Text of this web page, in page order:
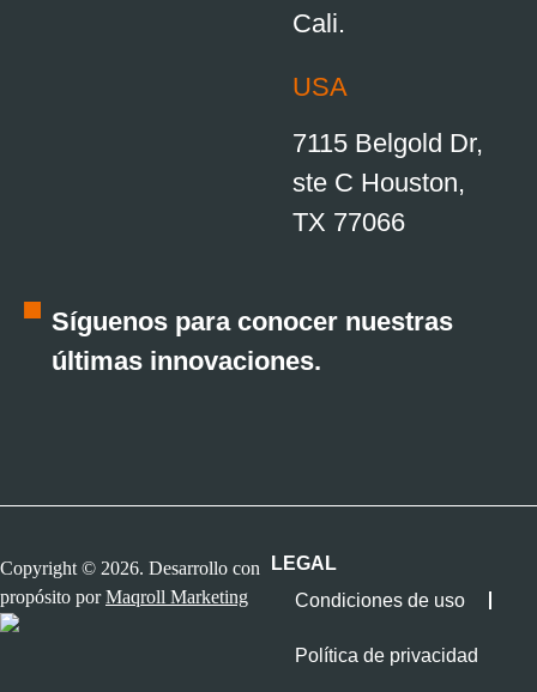
Cali.
USA
7115 Belgold Dr,
ste C Houston,
TX 77066
Síguenos para conocer nuestras
últimas innovaciones.
Copyright © 2026. Desarrollo con
propósito porMaqroll Marketing
LEGAL
Condiciones de uso
Política de privacidad